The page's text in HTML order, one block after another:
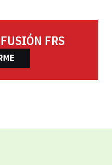
FRS